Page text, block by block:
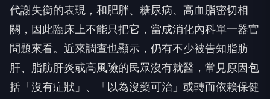
代謝失衡的表現，和肥胖、糖尿病、高血脂密切相
關，因此臨床上不能只把它，當成消化內科單一器官
問題來看。近來調查也顯示，仍有不少被告知脂肪
肝、脂肪肝炎或高風險的民眾沒有就醫，常見原因包
括「沒有症狀」、「以為沒藥可治」或轉而依賴保健